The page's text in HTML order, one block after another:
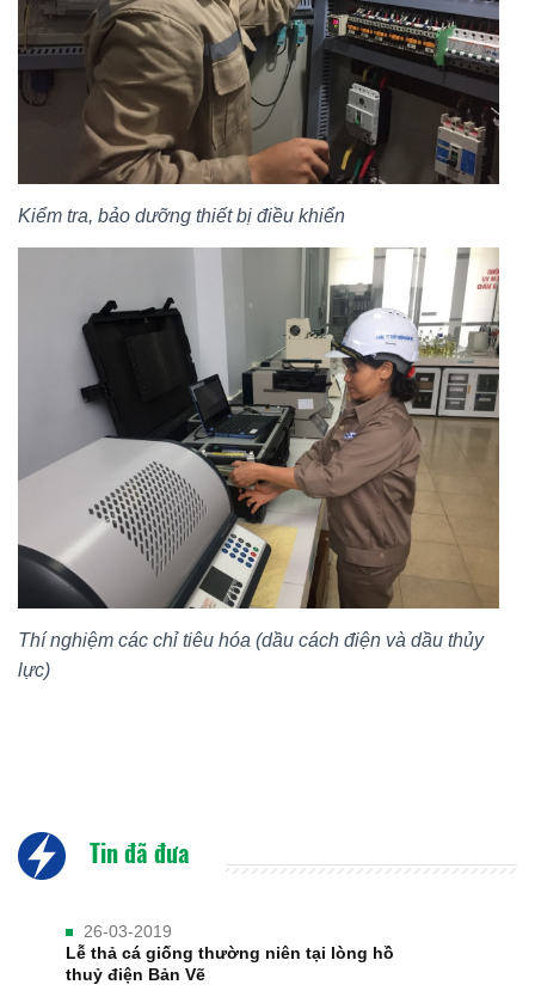
Kiểm tra, bảo dưỡng thiết bị điều khiển
Thí nghiệm các chỉ tiêu hóa (dầu cách điện và dầu thủy
lực)
Tin đã đưa
26-03-2019
Lễ thả cá giống thường niên tại lòng hồ
thuỷ điện Bản Vẽ